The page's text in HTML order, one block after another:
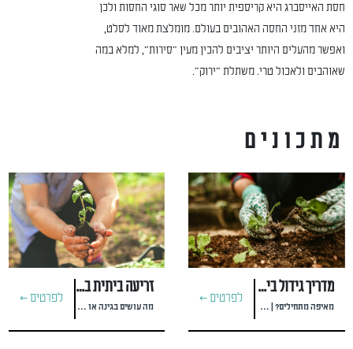
חסת האייסברג היא קריספית יותר מכל שאר סוגי החסות ולכן
היא אחד מזני החסה האהובים בעולם. מומלצת מאוד לסלט,
ואפשר מהעלים היותר יציבים להכין מעין "סירות", למלא במה
שאוהבים ולאכול טרי. משתלת "ירוק".
מתכונים
מדריך גידול ביתי לזרעי ירקות
מאיפה מתחילים? | משתלת "ירוק"
לפרטים >
זריעה ביתית במרץ - תחילת האביב
מה עושים בגינה או במרפסת? | משתלת "ירוק"
לפרטים >